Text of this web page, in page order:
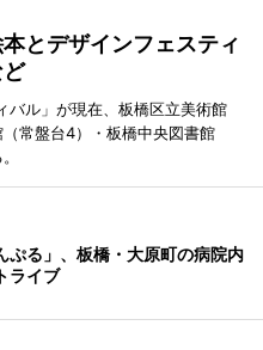
とデザインフェスティ
バル」が現在、板橋区立美術館
（常盤台4）・板橋中央図書館
ぷる」、板橋・大原町の病院内
ライブ